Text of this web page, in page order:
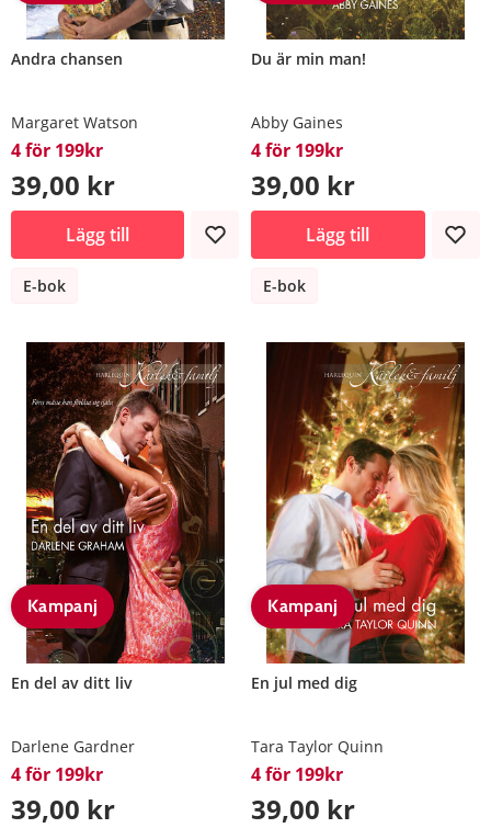
Andra chansen
Margaret Watson
4 för 199kr
39,00 kr
Lägg till
E-bok
Du är min man!
Abby Gaines
4 för 199kr
39,00 kr
Lägg till
E-bok
Kampanj
En del av ditt liv
Darlene Gardner
4 för 199kr
39,00 kr
Kampanj
En jul med dig
Tara Taylor Quinn
4 för 199kr
39,00 kr